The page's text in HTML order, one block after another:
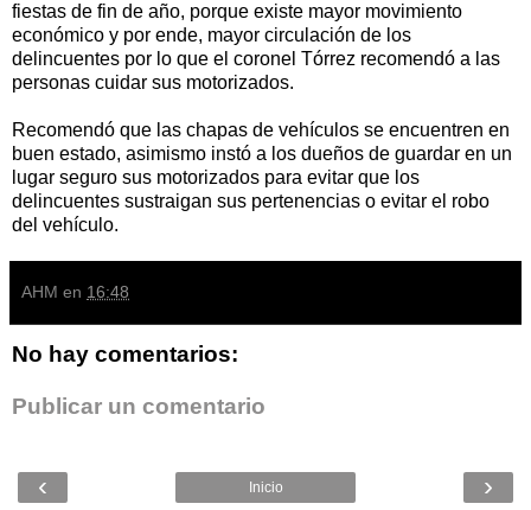
fiestas de fin de año, porque existe mayor movimiento
económico y por ende, mayor circulación de los
delincuentes por lo que el coronel Tórrez recomendó a las
personas cuidar sus motorizados.
Recomendó que las chapas de vehículos se encuentren en
buen estado, asimismo instó a los dueños de guardar en un
lugar seguro sus motorizados para evitar que los
delincuentes sustraigan sus pertenencias o evitar el robo
del vehículo.
AHM en 16:48
No hay comentarios:
Publicar un comentario
‹ ›
Inicio